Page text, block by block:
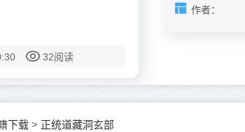
32阅读
作者：
下载 > 正统道藏洞玄部